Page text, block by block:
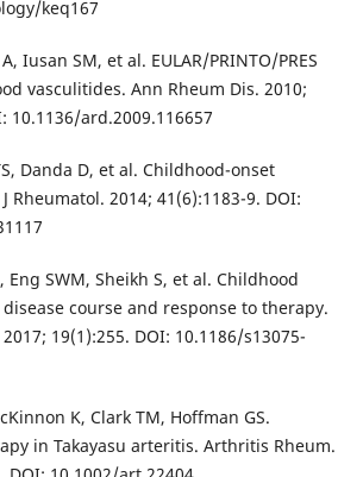
keq167
Iusan SM, et al. EULAR/PRINTO/PRES
vasculitides. Ann Rheum Dis. 2010;
10.1136/ard.2009.116657
Danda D, et al. Childhood-onset
Rheumatol. 2014; 41(6):1183-9. DOI:
Eng SWM, Sheikh S, et al. Childhood
course and response to therapy.
19(1):255. DOI: 10.1186/s13075-
K, Clark TM, Hoffman GS.
in Takayasu arteritis. Arthritis Rheum.